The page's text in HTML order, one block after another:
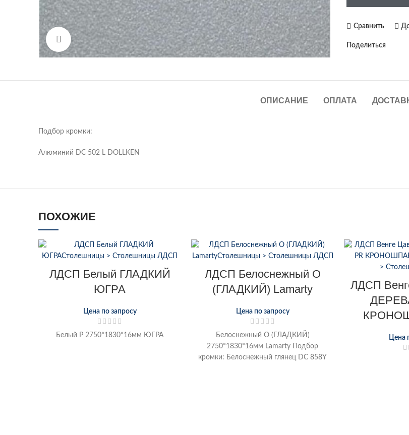
Увеличить
Сравнить
Поделиться
ОПИСАНИЕ ОПЛАТА
Подбор кромки:
Алюминий DC 502 L DOLLKEN
ПОХОЖИЕ
ЛДСП Белый ГЛАДКИЙ
ЮГРА
Цена по запросу
Белый Р 2750*1830*16мм ЮГРА
ЛДСП Белоснежный О
(ГЛАДКИЙ) Lamarty
Цена по запросу
Белоснежный О (ГЛАДКИЙ)
2750*1830*16мм Lamarty Подбор
кромки: Белоснежный глянец DC 858Y
ЛДСП
Цена